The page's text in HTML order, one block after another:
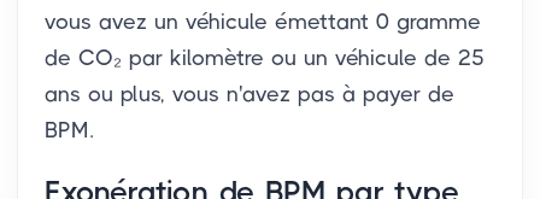
vous avez un véhicule émettant 0 gramme
de CO₂ par kilomètre ou un véhicule de 25
ans ou plus, vous n'avez pas à payer de
BPM.